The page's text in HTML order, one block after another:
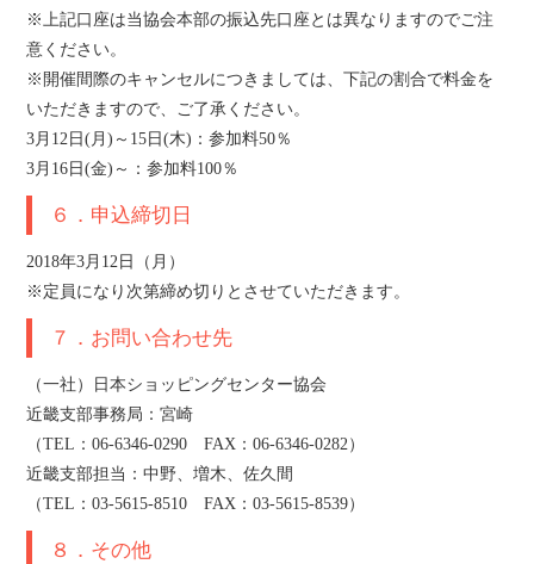
※上記口座は当協会本部の振込先口座とは異なりますのでご注
意ください。
※開催間際のキャンセルにつきましては、下記の割合で料金を
いただきますので、ご了承ください。
3月12日(月)～15日(木)：参加料50％
3月16日(金)～：参加料100％
６．申込締切日
2018年3月12日（月）
※定員になり次第締め切りとさせていただきます。
７．お問い合わせ先
（一社）日本ショッピングセンター協会
近畿支部事務局：宮崎
（TEL：06-6346-0290 FAX：06-6346-0282）
近畿支部担当：中野、増木、佐久間
（TEL：03-5615-8510 FAX：03-5615-8539）
８．その他